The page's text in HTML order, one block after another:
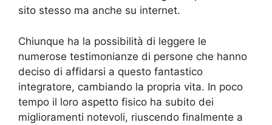
sito stesso ma anche su internet.
Chiunque ha la possibilità di leggere le
numerose testimonianze di persone che hanno
deciso di affidarsi a questo fantastico
integratore, cambiando la propria vita. In poco
tempo il loro aspetto fisico ha subito dei
miglioramenti notevoli, riuscendo finalmente a